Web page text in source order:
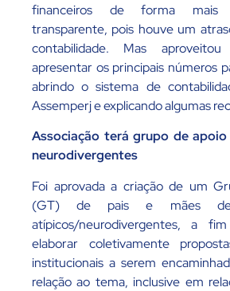
financeiros de forma mais
transparente, pois houve um
contabilidade. Mas
apresentar os principais números
abrindo o sistema de
Assemperj e explicando algumas
Associação terá grupo de
neurodivergentes
Foi aprovada a criação de um
(GT) de pais e mães
atípicos/neurodivergentes, a
elaborar coletivamente
institucionais a serem
relação ao tema, inclusive em